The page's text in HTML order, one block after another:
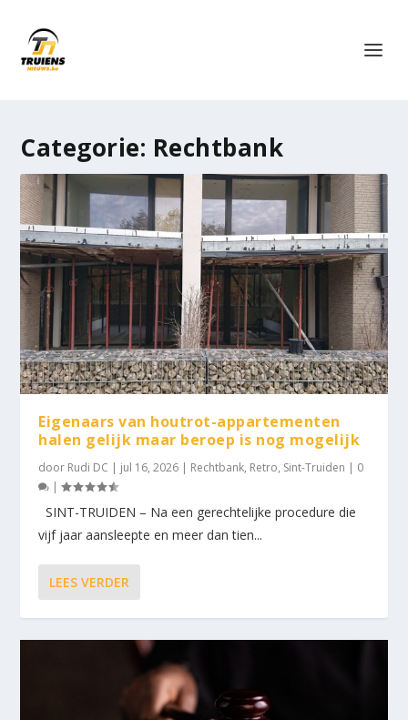
Categorie: Rechtbank
Eigenaars van houtrot-appartementen
halen gelijk maar beroep is nog mogelijk
door Rudi DC | jul 16, 2026 | Rechtbank, Retro, Sint-Truiden | 0
|
SINT-TRUIDEN – Na een gerechtelijke procedure die
vijf jaar aansleepte en meer dan tien...
LEES VERDER